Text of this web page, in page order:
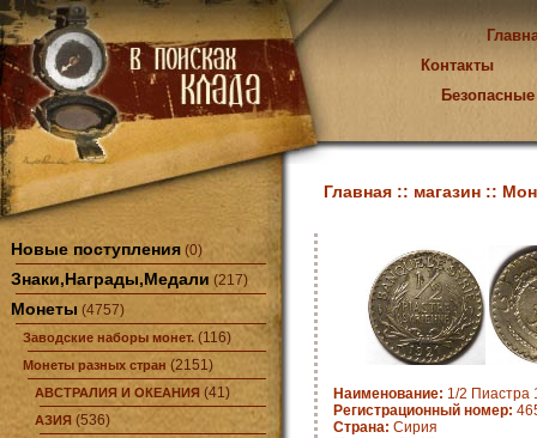
Контакты
Новые поступления (0)
Знаки,Награды,Медали (217)
Монеты (4757)
Заводские наборы монет. (116)
Монеты разных стран (2151)
АВСТРАЛИЯ И ОКЕАНИЯ (41)
АЗИЯ (536)
Главная :: магазин ::
Наименование: 1/2 Пиастра
Регистрационный номер:
Страна: Сирия